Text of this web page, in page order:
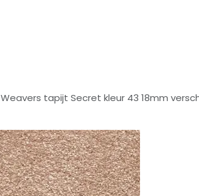
tapijt Secret kleur 43 18mm